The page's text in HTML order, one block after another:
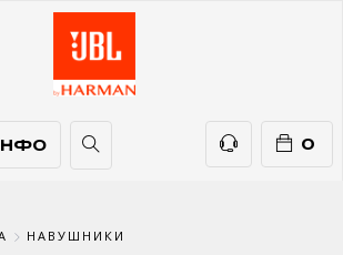
0
ТЕЛЕФОНИ
НАВУШНИКИ